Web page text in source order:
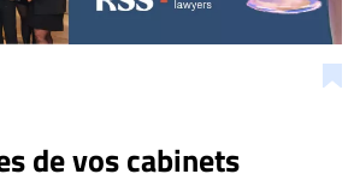
de vos cabinets